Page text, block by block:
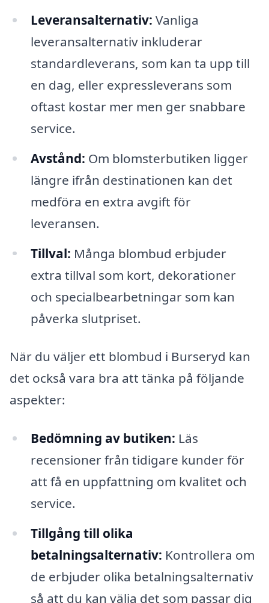
Leveransalternativ: Vanliga
leveransalternativ inkluderar
standardleverans, som kan ta upp till
en dag, eller expressleverans som
oftast kostar mer men ger snabbare
service.
Avstånd: Om blomsterbutiken ligger
längre ifrån destinationen kan det
medföra en extra avgift för
leveransen.
Tillval: Många blombud erbjuder
extra tillval som kort, dekorationer
och specialbearbetningar som kan
påverka slutpriset.
När du väljer ett blombud i Burseryd kan
det också vara bra att tänka på följande
aspekter:
Bedömning av butiken: Läs
recensioner från tidigare kunder för
att få en uppfattning om kvalitet och
service.
Tillgång till olika
betalningsalternativ: Kontrollera om
de erbjuder olika betalningsalternativ
så att du kan välja det som passar dig